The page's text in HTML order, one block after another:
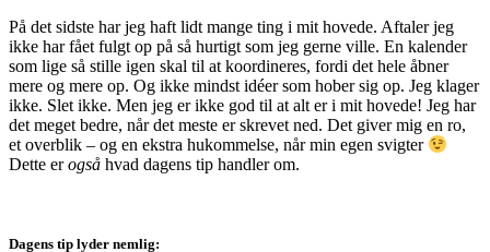
På det sidste har jeg haft lidt mange ting i mit hovede. Aftaler jeg
ikke har fået fulgt op på så hurtigt som jeg gerne ville. En kalender
som lige så stille igen skal til at koordineres, fordi det hele åbner
mere og mere op. Og ikke mindst idéer som hober sig op. Jeg klager
ikke. Slet ikke. Men jeg er ikke god til at alt er i mit hovede! Jeg har
det meget bedre, når det meste er skrevet ned. Det giver mig en ro,
et overblik – og en ekstra hukommelse, når min egen svigter
Dette erogså hvad dagens tip handler om.
Dagens tip lyder nemlig: